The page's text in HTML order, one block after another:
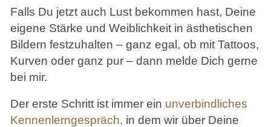
Falls Du jetzt auch Lust bekommen hast, Deine
eigene Stärke und Weiblichkeit in ästhetischen
Bildern festzuhalten – ganz egal, ob mit Tattoos,
Kurven oder ganz pur – dann melde Dich gerne
bei mir.
Der erste Schritt ist immer ein unverbindliches
Kennenlerngespräch, in dem wir über Deine